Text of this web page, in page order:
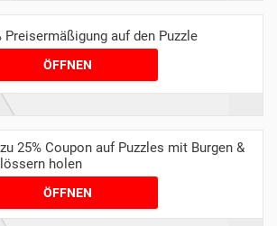
Preisermäßigung auf den Puzzle
ÖFFNEN
25% Coupon auf Puzzles mit Burgen &
holen
ÖFFNEN